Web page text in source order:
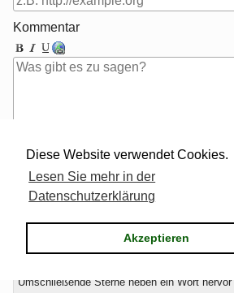
Diese Website verwendet Cookies.
Lesen Sie mehr in der
Datenschutzerklärung
Akzeptieren
Kommentar
Umschließende Sterne heben ein Wort hervor